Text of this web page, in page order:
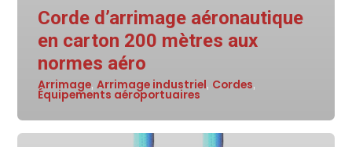
Corde d’arrimage aéronautique
en carton 200 mètres aux
normes aéro
Arrimage, Arrimage industriel, Cordes,
Équipements aéroportuaires